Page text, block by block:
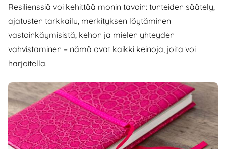
Resilienssiä voi kehittää monin tavoin: tunteiden säätely,
ajatusten tarkkailu, merkityksen löytäminen
vastoinkäymisistä, kehon ja mielen yhteyden
vahvistaminen – nämä ovat kaikki keinoja, joita voi
harjoitella.